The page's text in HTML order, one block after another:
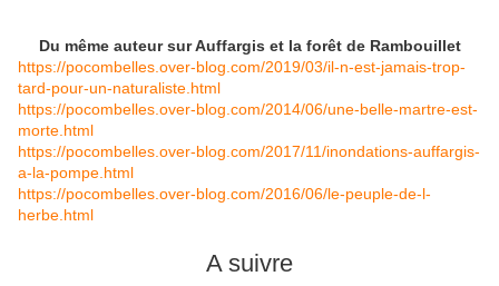
Du même auteur sur Auffargis et la forêt de Rambouillet
https://pocombelles.over-blog.com/2019/03/il-n-est-jamais-trop-
tard-pour-un-naturaliste.html
https://pocombelles.over-blog.com/2014/06/une-belle-martre-est-
morte.html
https://pocombelles.over-blog.com/2017/11/inondations-auffargis-
a-la-pompe.html
https://pocombelles.over-blog.com/2016/06/le-peuple-de-l-
herbe.html
A suivre